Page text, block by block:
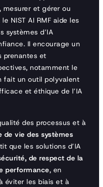
et gérer ou
NIST AI RMF aide les
systèmes d’IA
Il encourage un
prenantes et
notamment le
fait un outil polyvalent
et éthique de l’IA
des processus et à
de vie des systèmes
que les solutions d’IA
de respect de la
performance, en
éviter les biais et à